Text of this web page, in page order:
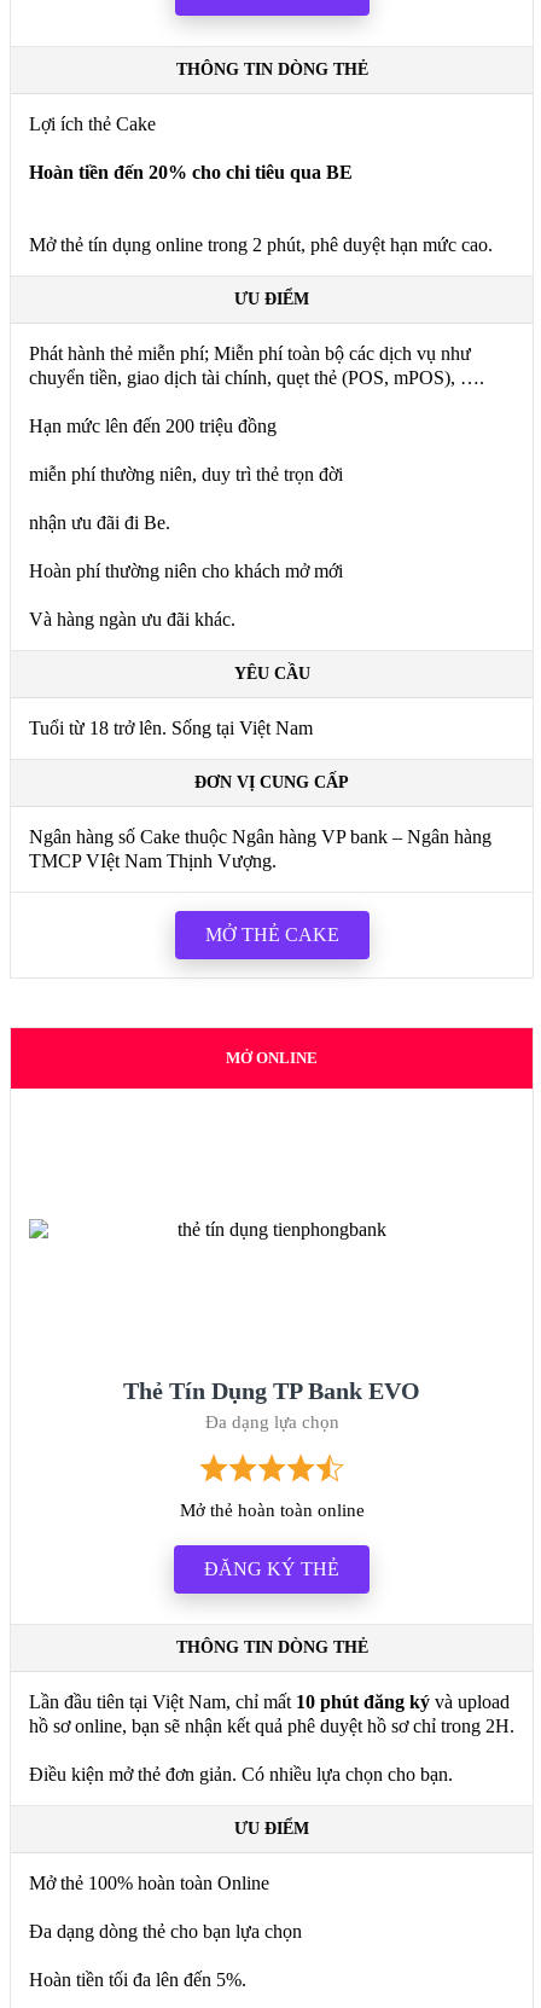
THÔNG TIN DÒNG THẺ
Lợi ích thẻ Cake
Hoàn tiền đến 20% cho chi tiêu qua BE
Mở thẻ tín dụng online trong 2 phút, phê duyệt hạn mức cao.
ƯU ĐIỂM
Phát hành thẻ miễn phí; Miễn phí toàn bộ các dịch vụ như
chuyển tiền, giao dịch tài chính, quẹt thẻ (POS, mPOS), ….
Hạn mức lên đến 200 triệu đồng
miễn phí thường niên, duy trì thẻ trọn đời
nhận ưu đãi đi Be.
Hoàn phí thường niên cho khách mở mới
Và hàng ngàn ưu đãi khác.
YÊU CẦU
Tuổi từ 18 trở lên. Sống tại Việt Nam
ĐƠN VỊ CUNG CẤP
Ngân hàng số Cake thuộc Ngân hàng VP bank – Ngân hàng
TMCP VIệt Nam Thịnh Vượng.
MỞ THẺ CAKE
MỞ ONLINE
Thẻ Tín Dụng TP Bank EVO
Đa dạng lựa chọn
Mở thẻ hoàn toàn online
ĐĂNG KÝ THẺ
THÔNG TIN DÒNG THẺ
Lần đầu tiên tại Việt Nam, chỉ mất 10 phút đăng ký và upload
hồ sơ online, bạn sẽ nhận kết quả phê duyệt hồ sơ chỉ trong 2H.
Điều kiện mở thẻ đơn giản. Có nhiều lựa chọn cho bạn.
ƯU ĐIỂM
Mở thẻ 100% hoàn toàn Online
Đa dạng dòng thẻ cho bạn lựa chọn
Hoàn tiền tối đa lên đến 5%.